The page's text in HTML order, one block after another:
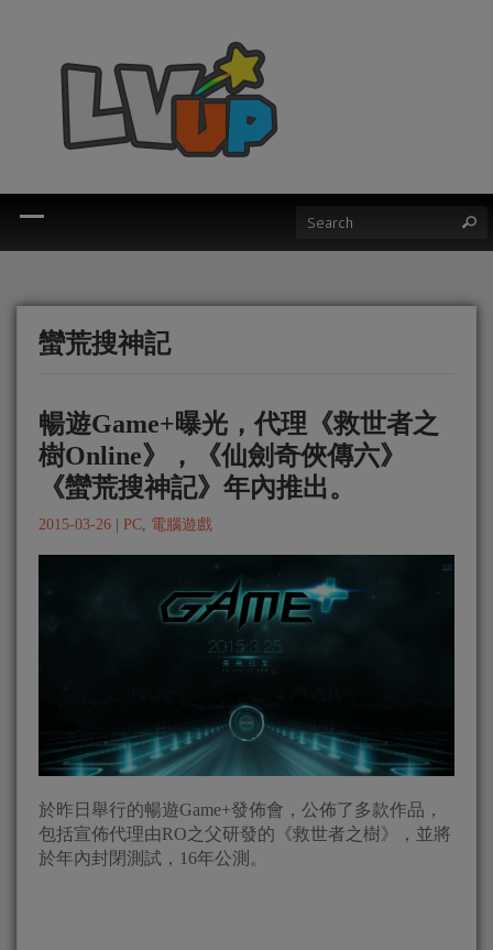
蠻荒搜神記
暢遊Game+曝光，代理《救世者之
樹Online》，《仙劍奇俠傳六》
《蠻荒搜神記》年內推出。
2015-03-26 PC, 電腦遊戲
於昨日舉行的暢遊Game+發佈會，公佈了多款作品，
包括宣佈代理由RO之父研發的《救世者之樹》，並將
於年內封閉測試，16年公測。